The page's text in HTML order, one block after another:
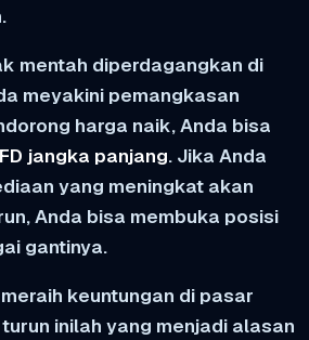
mentah diperdagangkan di
meyakini pemangkasan
harga naik, Anda bisa
jangka panjang. Jika Anda
yang meningkat akan
Anda bisa membuka posisi
gantinya.
keuntungan di pasar
inilah yang menjadi alasan